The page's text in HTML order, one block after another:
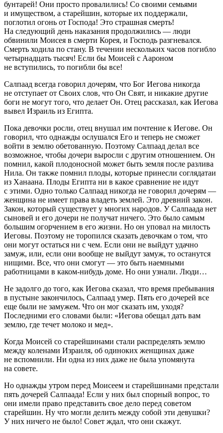
бунтарей! Они просто провалились! Со своими семьями
и имуществом, а старейшин, которые их поддержали,
поглотил огонь от Господа! Это страшная смерть!
На следующий день наказания продолжились — люди
обвинили Моисея в смерти Корея, и Господь разгневался.
Смерть ходила по стану. В течении нескольких часов погибло
четырнадцать тысяч! Если бы Моисей с Аароном
не вступились, то погибли бы все!
Салпаад всегда говорил дочерям, что Бог Иегова никогда
не отступает от Своих слов, что Он Свят, и никакие другие
боги не могут того, что делает Он. Отец рассказал, как Иегова
вывел Израиль из Египта.
Пока девочки росли, отец внушал им почтение к Иегове. Он
говорил, что однажды ослушался Его и теперь не сможет
войти в землю обетованную. Поэтому Салпаад делал все
возможное, чтобы дочери выросли с другим отношением. Он
помнил, какой плодоносной может быть земля после разлива
Нила. Он также помнил плоды, которые принесли соглядатаи
из Ханаана. Плоды Египта ни в какое сравнение не идут
с этими. Одно только Салпаад никогда не говорил дочерям —
женщина не имеет права владеть землей. Это древний закон.
Закон, который существует у многих народов. У Салпаада нет
сыновей и его дочери не получат ничего. Это было самым
большим огорчением в его жизни. Но он уповал на милость
Иеговы. Поэтому не торопился сказать девочкам о том, что
они могут остаться ни с чем. Если они не выйдут удачно
замуж, или, если они вообще не выйдут замуж, то останутся
нищими. Все, что они смогут — это быть наемными
работницами в каком-нибудь доме. Но они узнали. Люди…
Не задолго до того, как Иегова сказал, что время пребывания
в пустыне закончилось, Салпаад умер. Пять его дочерей все
еще были не замужем. Что он мог сказать им, уходя?
Последними его словами были: «Иегова обещал дать вам
землю, где течет молоко и мед».
Когда Моисей со старейшинами стали распределять землю
между коленами Израиля, об одиноких женщинах даже
не вспомнили. Ни одна из них даже не была упомянута
на совете.
Но однажды утром перед Моисеем и старейшинами предстали
пять дочерей Салпаада! Если у них был спорный вопрос, то
они имели право представить свое дело перед советом
старейшин. Ну что могли делить между собой эти девушки?
У них ничего не было! Совет ждал, что они скажут.